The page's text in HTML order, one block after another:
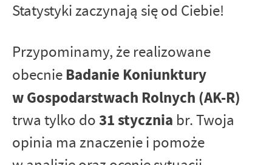
Statystyki zaczynają się od Ciebie!
Przypominamy, że realizowane
obecnie Badanie Koniunktury
w Gospodarstwach Rolnych (AK-R)
trwa tylko do31 stycznia br. Twoja
opinia ma znaczenie i pomoże